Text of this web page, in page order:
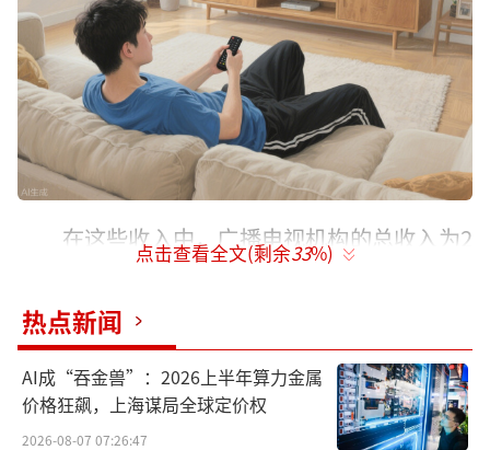
在这些收入中，广播电视机构的总收入为2
976.05亿元，而网络视听服务机构的总收入则
达到了3908.09亿元。此外，全国广播节目的播
出时间为783.32万小时，电视节目播出时间则
为935.53万小时。
截至6月末，全国有线电视的实际用户数为
点击查看全文(剩余33%)
热点新闻
AI成“吞金兽”：2026上半年算力金属
价格狂飙，上海谋局全球定价权
2026-08-07 07:26:47